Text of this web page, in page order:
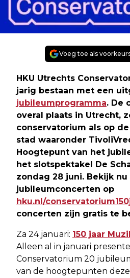
Voeg toe als
HKU Utrechts
jarig bestaan met een
jubileumprogramma. De
overal plaats in Utrecht,
conservatorium als op
stad waaronder
Hoogtepunt van het
het slotspektakel De
zondag 28 juni. Bekijk nu
jubileumconcerten op
hku.nl/
concerten zijn gratis te
Za 24 januari: 150 jaar
Alleen al in januari
Conservatorium 20
van de hoogtepunten